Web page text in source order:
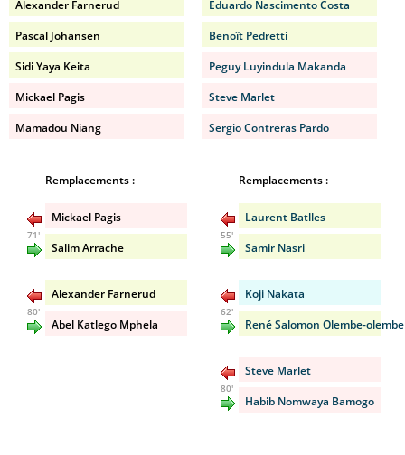
Alexander Farnerud
Pascal Johansen
Sidi Yaya Keita
Mickael Pagis
Mamadou Niang
Eduardo Nascimento Costa
Benoît Pedretti
Peguy Luyindula Makanda
Steve Marlet
Sergio Contreras Pardo
Remplacements :
Mickael Pagis
71'
Salim Arrache
Alexander Farnerud
80'
Abel Katlego Mphela
Remplacements :
Laurent Batlles
55'
Samir Nasri
Koji Nakata
62'
René Salomon Olembe-olembe
Steve Marlet
80'
Habib Nomwaya Bamogo